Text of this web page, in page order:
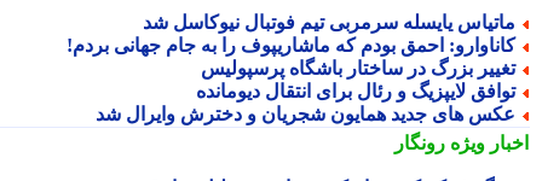
یایسله سرمربی تیم فوتبال نیوکاسل شد
احمق بودم که ماشاریپوف را به جام جهانی بردم!
بزرگ در ساختار باشگاه پرسپولیس
لایپزیگ و رئال برای انتقال دیومانده
های جدید همایون شجریان و دخترش وایرال شد
ویژهرونگار